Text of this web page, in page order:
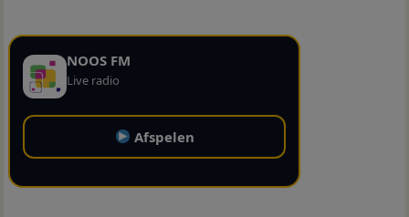
NOOS FM
Live radio
Afspelen